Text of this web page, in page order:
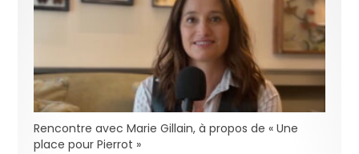
Rencontre avec Marie Gillain, à propos de « Une
place pour Pierrot »